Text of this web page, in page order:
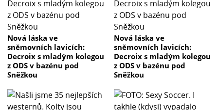
Nová láska ve
sněmovních lavicích:
Decroix s mladým kolegou
z ODS v bazénu pod
Sněžkou
Nová láska ve
sněmovních lavicích:
Decroix s mladým kolegou
z ODS v bazénu pod
Sněžkou